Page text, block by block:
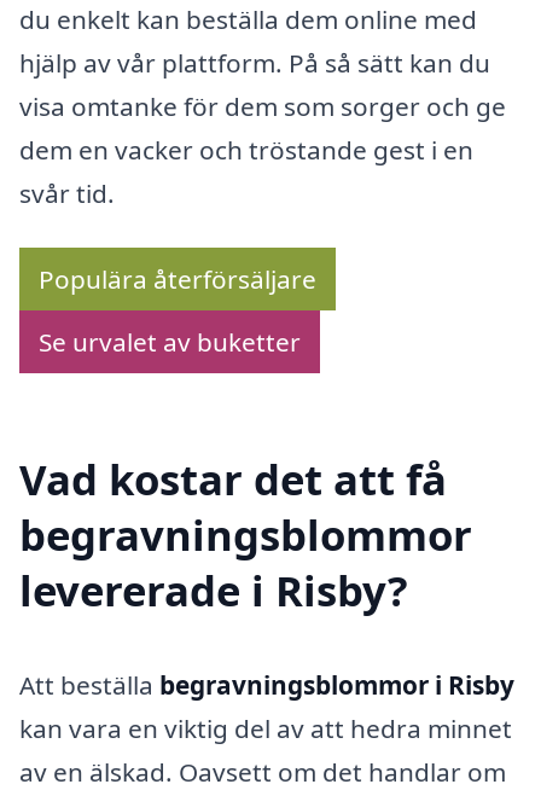
du enkelt kan beställa dem online med
hjälp av vår plattform. På så sätt kan du
visa omtanke för dem som sorger och ge
dem en vacker och tröstande gest i en
svår tid.
Populära återförsäljare
Se urvalet av buketter
Vad kostar det att få
begravningsblommor
levererade i Risby?
Att beställa begravningsblommor i Risby
kan vara en viktig del av att hedra minnet
av en älskad. Oavsett om det handlar om